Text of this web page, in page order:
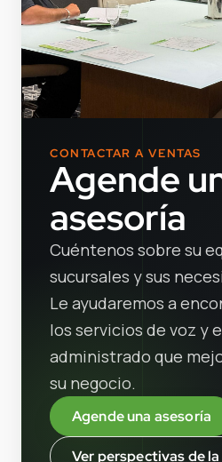
CONTACTAR A VENTAS
Agende
asesoría
Cuéntenos sobre su
sucursales y sus
Le ayudaremos a
los servicios de voz y
administrado que
su negocio.
Agende una asesoría
Ver perspectivas de